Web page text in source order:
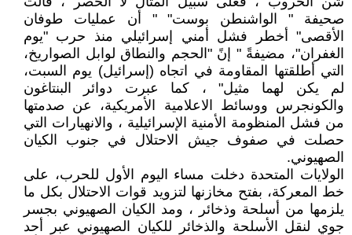
صحيفة " الواشنطن بوست" " أن عمليات طوفان
الأقصى" أخطر فشل أمني إسرائيلي منذ حرب "يوم
الغفران"، مضيفةً " إنً "الحجم والنطاق لوابل الصواريخ،
التي أطلقتها المقاومة في اتجاه (إسرائيل) يوم السبت،
لم يكن لهما مثيل" ، كما عبرت دوائر البنتاغون
والكونجرس ووسائط الاعلامية الأمريكية، عن صدمتها
من فشل المنظومة الأمنية الإسرائيلية ، والانهيارات التي
حصلت في صفوف جيش الاحتلال في جنوب الكيان
الصهيوني.
الولايات المتحدة دخلت مساء اليوم الأول للحرب، على
خط المعركة، بفتح مخازنها لتزويد قوات الاحتلال بكل ما
يلزمها من أسلحة وذخائر ، ومد الكيان الصهيوني بجسر
جوي لنقل الأسلحة والذخائر للكيان الصهيوني عبر أحد